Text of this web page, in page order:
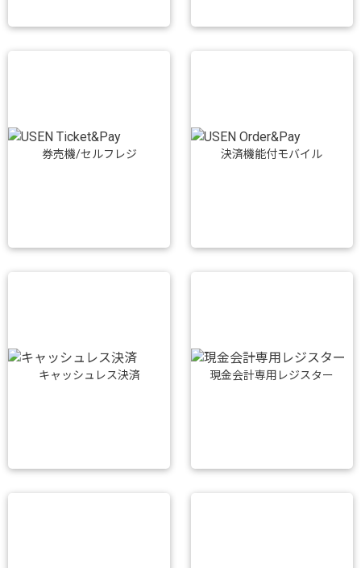
券売機/セルフレジ 決済機能付モバイル
キャッシュレス決済 現金会計専用レジスター